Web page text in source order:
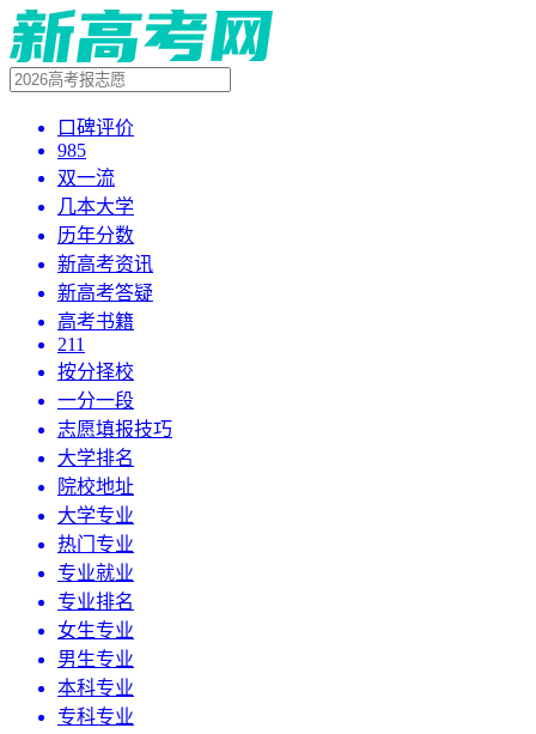
口碑评价
985
双一流
几本大学
历年分数
新高考资讯
新高考答疑
高考书籍
211
按分择校
一分一段
志愿填报技巧
大学排名
院校地址
大学专业
热门专业
专业就业
专业排名
女生专业
男生专业
本科专业
专科专业